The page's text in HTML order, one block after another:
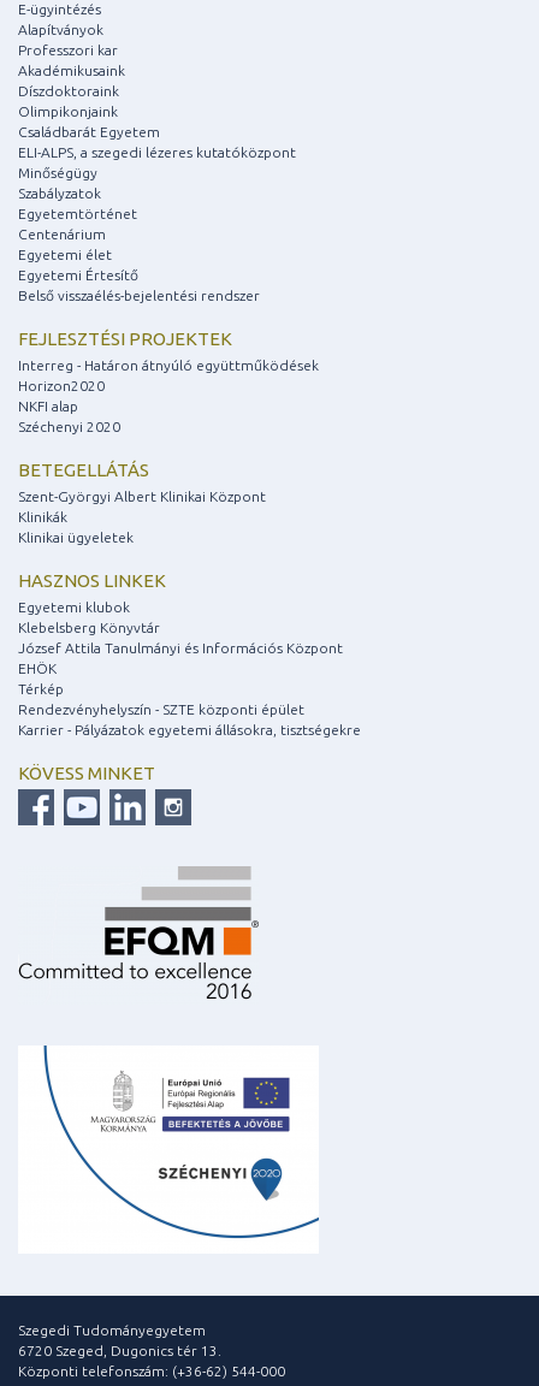
E-ügyintézés
Alapítványok
Professzori kar
Akadémikusaink
Díszdoktoraink
Olimpikonjaink
Családbarát Egyetem
ELI-ALPS, a szegedi lézeres kutatóközpont
Minőségügy
Szabályzatok
Egyetemtörténet
Centenárium
Egyetemi élet
Egyetemi Értesítő
Belső visszaélés-bejelentési rendszer
FEJLESZTÉSI PROJEKTEK
Interreg - Határon átnyúló együttműködések
Horizon2020
NKFI alap
Széchenyi 2020
BETEGELLÁTÁS
Szent-Györgyi Albert Klinikai Központ
Klinikák
Klinikai ügyeletek
HASZNOS LINKEK
Egyetemi klubok
Klebelsberg Könyvtár
József Attila Tanulmányi és Információs Központ
EHÖK
Térkép
Rendezvényhelyszín - SZTE központi épület
Karrier - Pályázatok egyetemi állásokra, tisztségekre
KÖVESS MINKET
Szegedi Tudományegyetem
6720 Szeged, Dugonics tér 13.
Központi telefonszám: (+36-62) 544-000